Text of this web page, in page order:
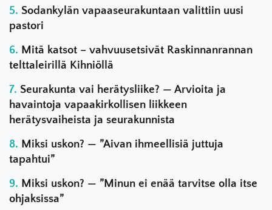
Sodankylän vapaaseurakuntaan valittiin uusi
pastori
Mitä katsot – vahvuusetsivät Raskinnanrannan
telttaleirillä Kihniöllä
Seurakunta vai herätysliike? — Arvioita ja
havaintoja vapaakirkollisen liikkeen
herätysvaiheista ja seurakunnista
Miksi uskon? — ”Aivan ihmeellisiä juttuja
tapahtui”
Miksi uskon? — ”Minun ei enää tarvitse olla itse
ohjaksissa”